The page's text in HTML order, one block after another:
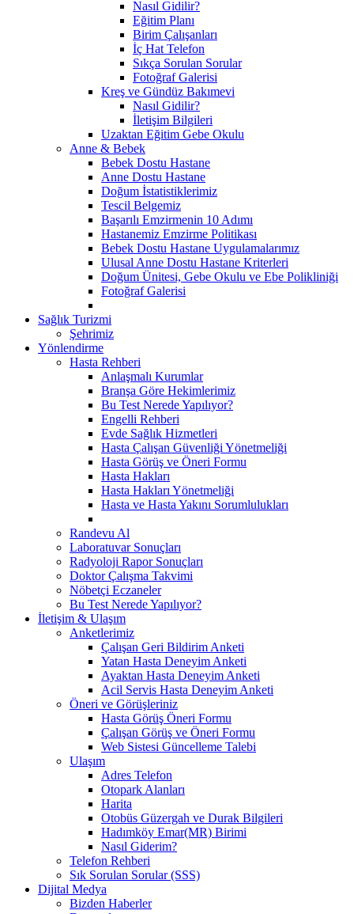
Nasıl Gidilir?
Eğitim Planı
Birim Çalışanları
İç Hat Telefon
Sıkça Sorulan Sorular
Fotoğraf Galerisi
Kreş ve Gündüz Bakımevi
Nasıl Gidilir?
İletişim Bilgileri
Uzaktan Eğitim Gebe Okulu
Anne & Bebek
Bebek Dostu Hastane
Anne Dostu Hastane
Doğum İstatistiklerimiz
Tescil Belgemiz
Başarılı Emzirmenin 10 Adımı
Hastanemiz Emzirme Politikası
Bebek Dostu Hastane Uygulamalarımız
Ulusal Anne Dostu Hastane Kriterleri
Doğum Ünitesi, Gebe Okulu ve Ebe Polikliniği
Fotoğraf Galerisi
Sağlık Turizmi
Şehrimiz
Yönlendirme
Hasta Rehberi
Anlaşmalı Kurumlar
Branşa Göre Hekimlerimiz
Bu Test Nerede Yapılıyor?
Engelli Rehberi
Evde Sağlık Hizmetleri
Hasta Çalışan Güvenliği Yönetmeliği
Hasta Görüş ve Öneri Formu
Hasta Hakları
Hasta Hakları Yönetmeliği
Hasta ve Hasta Yakını Sorumlulukları
Randevu Al
Laboratuvar Sonuçları
Radyoloji Rapor Sonuçları
Doktor Çalışma Takvimi
Nöbetçi Eczaneler
Bu Test Nerede Yapılıyor?
İletişim & Ulaşım
Anketlerimiz
Çalışan Geri Bildirim Anketi
Yatan Hasta Deneyim Anketi
Ayaktan Hasta Deneyim Anketi
Acil Servis Hasta Deneyim Anketi
Öneri ve Görüşleriniz
Hasta Görüş Öneri Formu
Çalışan Görüş ve Öneri Formu
Web Sistesi Güncelleme Talebi
Ulaşım
Adres Telefon
Otopark Alanları
Harita
Otobüs Güzergah ve Durak Bilgileri
Hadımköy Emar(MR) Birimi
Nasıl Giderim?
Telefon Rehberi
Sık Sorulan Sorular (SSS)
Dijital Medya
Bizden Haberler